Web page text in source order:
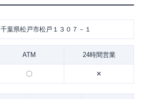
千葉県松戸市松戸１３０７－１
ATM 24時間営業
〇 ✕